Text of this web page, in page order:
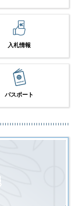
入札情報
パスポート